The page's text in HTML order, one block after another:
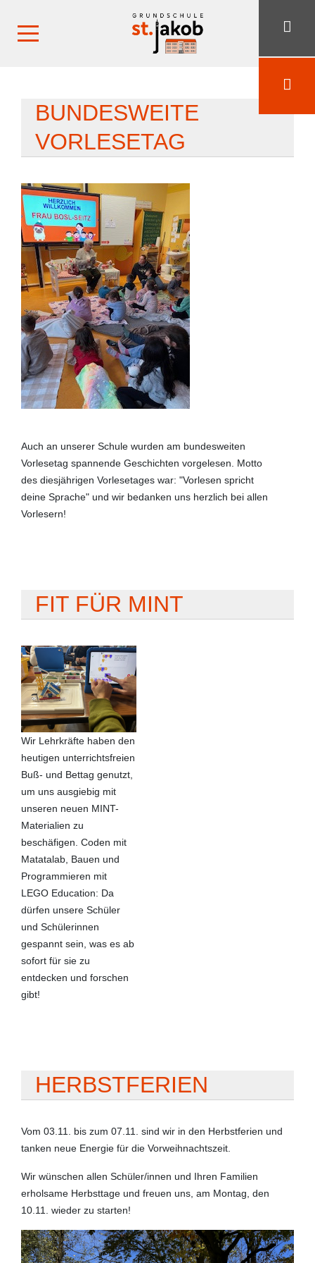
BUNDESWEITE
VORLESETAG
Auch an unserer Schule wurden am bundesweiten
Vorlesetag spannende Geschichten vorgelesen. Motto
des diesjährigen Vorlesetages war: "Vorlesen spricht
deine Sprache" und wir bedanken uns herzlich bei allen
Vorlesern!
FIT FÜR MINT
Wir Lehrkräfte haben den
heutigen unterrichtsfreien
Buß- und Bettag genutzt,
um uns ausgiebig mit
unseren neuen MINT-
Materialien zu
beschäfigen. Coden mit
Matatalab, Bauen und
Programmieren mit
LEGO Education: Da
dürfen unsere Schüler
und Schülerinnen
gespannt sein, was es ab
sofort für sie zu
entdecken und forschen
gibt!
HERBSTFERIEN
Vom 03.11. bis zum 07.11. sind wir in den Herbstferien und
tanken neue Energie für die Vorweihnachtszeit.
Wir wünschen allen Schüler/innen und Ihren Familien
erholsame Herbsttage und freuen uns, am Montag, den
10.11. wieder zu starten!